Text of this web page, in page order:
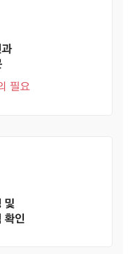
필요
및
확인